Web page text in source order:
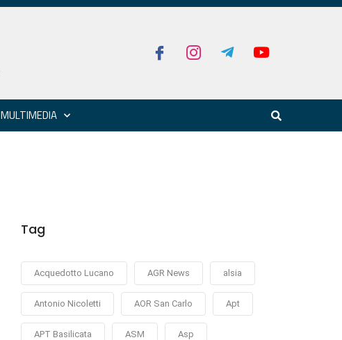
MULTIMEDIA
Tag
Acquedotto Lucano AGR News alsia
Antonio Nicoletti AOR San Carlo Apt
APT Basilicata ASM Asp